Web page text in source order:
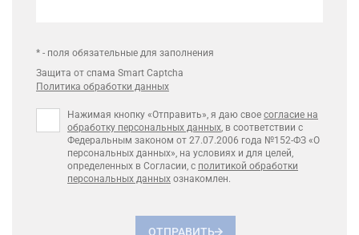
* - поля обязательные для заполнения
Защита от спама Smart Captcha
Политика обработки данных
Нажимая кнопку «Отправить», я даю свое согласие на
обработку персональных данных, в соответствии с
Федеральным законом от 27.07.2006 года №152-ФЗ «О
персональных данных», на условиях и для целей,
определенных в Согласии, с политикой обработки
персональных данных ознакомлен.
ОТПРАВИТЬ